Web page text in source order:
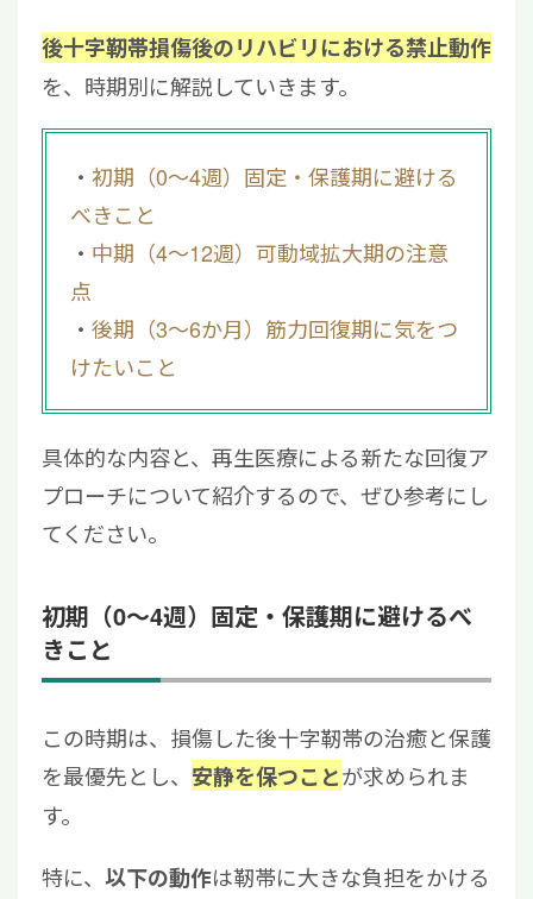
アプローチ
5後十字靭帯損傷のリハビリは“禁忌を守る”こ
とが最短の回復ルート
後十字靭帯損傷後のリハビリにおける禁止動作
を、時期別に解説していきます。
初期（0〜4週）固定・保護期に避ける
べきこと
中期（4〜12週）可動域拡大期の注意
点
後期（3〜6か月）筋力回復期に気をつ
けたいこと
具体的な内容と、再生医療による新たな回復ア
プローチについて紹介するので、ぜひ参考にし
てください。
初期（0〜4週）固定・保護期に避けるべ
きこと
この時期は、損傷した後十字靭帯の治癒と保護
を最優先とし、 安静を保つことが求められま
す。
特に、 以下の動作は靭帯に大きな負担をかける